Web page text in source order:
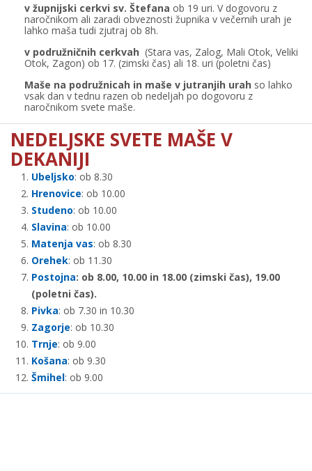
v župnijski cerkvi sv. Štefana ob 19 uri. V dogovoru z
naročnikom ali zaradi obveznosti župnika v večernih urah je
lahko maša tudi zjutraj ob 8h.
v podružničnih cerkvah (Stara vas, Zalog, Mali Otok, Veliki
Otok, Zagon) ob 17. (zimski čas) ali 18. uri (poletni čas)
Maše na podružnicah in maše v jutranjih urah so lahko
vsak dan v tednu razen ob nedeljah po dogovoru z
naročnikom svete maše.
NEDELJSKE SVETE MAŠE V
DEKANIJI
Ubeljsko: ob 8.30
Hrenovice: ob 10.00
Studeno: ob 10.00
Slavina: ob 10.00
Matenja vas: ob 8.30
Orehek: ob 11.30
Postojna: ob 8.00, 10.00 in 18.00 (zimski čas), 19.00
(poletni čas).
Pivka: ob 7.30 in 10.30
Zagorje: ob 10.30
Trnje: ob 9.00
Košana: ob 9.30
Šmihel: ob 9.00